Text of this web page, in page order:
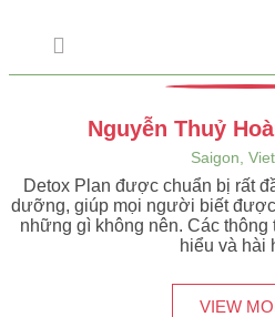
Nguyễn Thuỷ
Saigon,
Detox Plan được chuẩn bị rất
dưỡng, giúp mọi người biết
những gì không nên. Các thông
hiểu và hài
VIEW